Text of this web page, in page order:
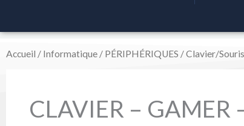
Accueil / Informatique / PÉRIPHÉRIQUES /Clavier/
CLAVIER – GAMER